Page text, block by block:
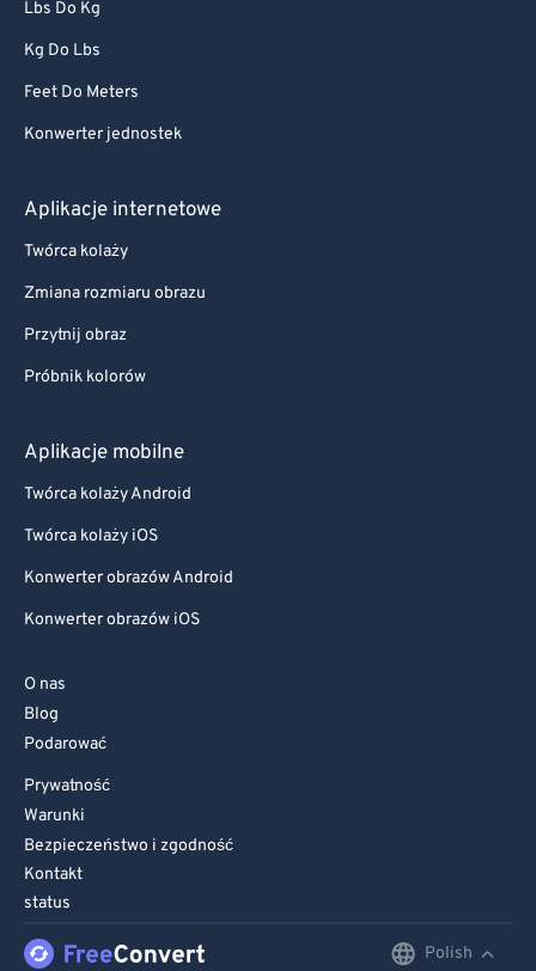
Lbs Do Kg
Kg Do Lbs
Feet Do Meters
Konwerter jednostek
Aplikacje internetowe
Twórca kolaży
Zmiana rozmiaru obrazu
Przytnij obraz
Próbnik kolorów
Aplikacje mobilne
Twórca kolaży Android
Twórca kolaży iOS
Konwerter obrazów Android
Konwerter obrazów iOS
O nas
Blog
Podarować
Prywatność
Warunki
Bezpieczeństwo i zgodność
Kontakt
status
Polish